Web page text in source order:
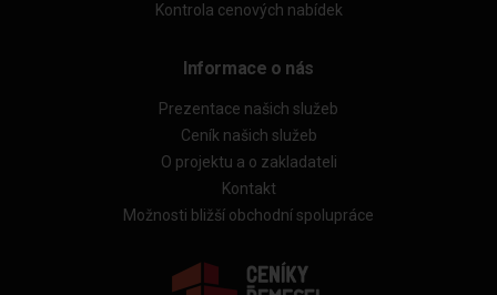
Kontrola cenových nabídek
Informace o nás
Prezentace našich služeb
Ceník našich služeb
O projektu a o zakladateli
Kontakt
Možnosti bližší obchodní spolupráce